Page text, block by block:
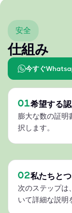
安全
仕組み
今すぐ
01希望する
膨大な数の証明
択します。
02私たちと
次のステップは
いて詳細な説明